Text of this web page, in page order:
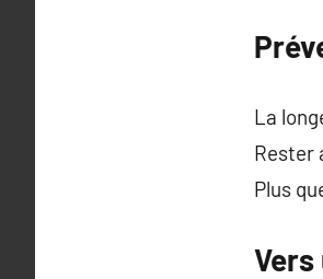
La
Rester
Plus